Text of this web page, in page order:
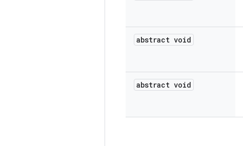
abstract void
abstract void